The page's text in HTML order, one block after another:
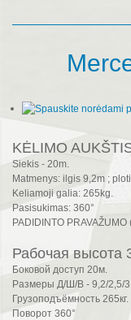
KĖLIMO
Siekis - 20m.
Matmenys: ilgis 9,2m ;
Keliamoji galia: 265kg.
Pasisukimas: 360°
PADIDINTO
Рабочая высота
Боковой доступ 20м.
Размеры Д/Ш/В - 9,2/2,5/
Грузоподъёмность 265кг.
Поворот 360°